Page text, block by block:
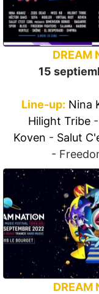
DREAM
15
Line-up: Nina
Hilight Tribe -
Koven - Salut
-
DREAM